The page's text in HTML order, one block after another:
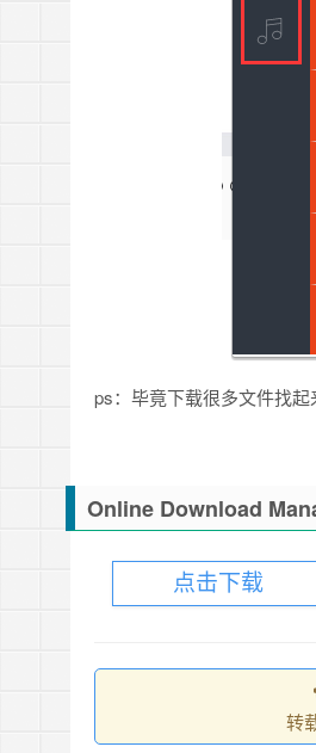
ps：毕竟下载很多文件找
Online Download
点击下载
转